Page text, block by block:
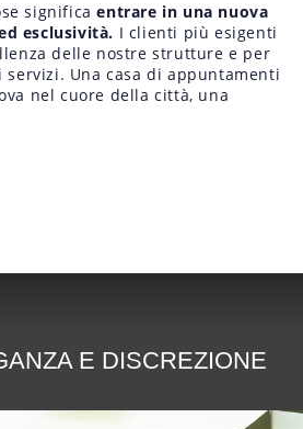
significaentrare in una nuova
esclusività. I clienti più esigenti
delle nostre strutture e per
Una casa di appuntamenti
nel cuore della città, una
E DISCREZIONE